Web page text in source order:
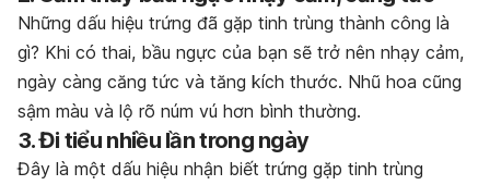
Những dấu hiệu trứng đã gặp tinh trùng thành công là
gì? Khi có thai, bầu ngực của bạn sẽ trở nên nhạy cảm,
ngày càng căng tức và tăng kích thước. Nhũ hoa cũng
sậm màu và lộ rõ núm vú hơn bình thường.
3. Đi tiểu nhiều lần trong ngày
Đây là một dấu hiệu nhận biết trứng gặp tinh trùng